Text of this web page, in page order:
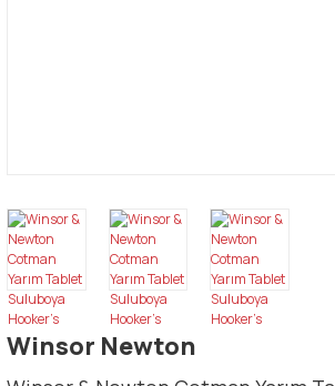
Winsor Newton